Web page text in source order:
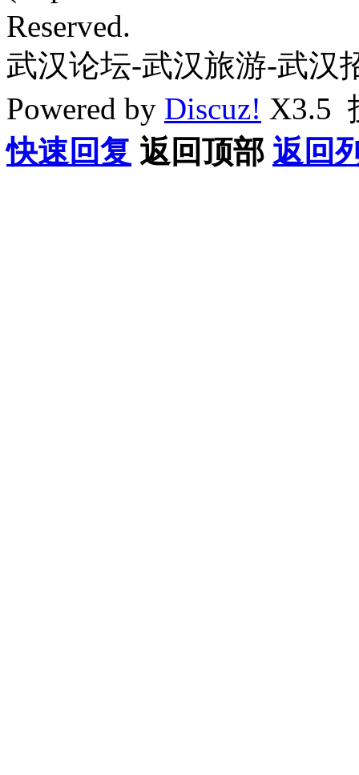
Reserved.
武汉论坛-武汉旅游-武汉
Powered by Discuz! X3.5
快速回复 返回顶部 返回